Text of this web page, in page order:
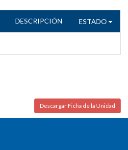
DESCRIPCIÓN ESTADO
Descargar Ficha de la Unidad